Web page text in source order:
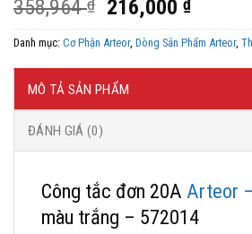
358,964₫
Giá
gốc
là:
358,964 ₫.
216,000₫Giá
hiện
tại
là:
Danh mục: Cơ Phận Arteor, Dòng Sản Phẩm Arteor,
MÔ TẢ SẢN PHẨM
ĐÁNH GIÁ (0)
Công tắc đơn 20A Arteor
màu trắng – 572014